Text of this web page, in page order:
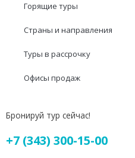
Горящие туры
Страны и направления
Туры в рассрочку
Офисы продаж
Бронируй тур сейчас!
+7 (343) 300-15-00